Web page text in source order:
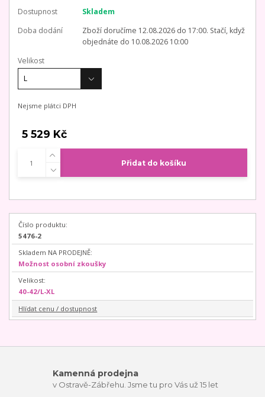
Dostupnost
Skladem
Doba dodání
Zboží doručíme 12.08.2026 do 17:00. Stačí, když
objednáte do 10.08.2026 10:00
Velikost
Nejsme plátci DPH
5 529 Kč
Přidat do košíku
Číslo produktu:
5476-2
Skladem NA PRODEJNĚ:
Možnost osobní zkoušky
Velikost:
40-42/L-XL
Hlídat cenu / dostupnost
Kamenná prodejna
v Ostravě-Zábřehu. Jsme tu pro Vás už 15 let